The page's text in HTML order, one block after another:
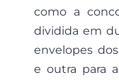
como a
dividida em
envelopes
e outra para